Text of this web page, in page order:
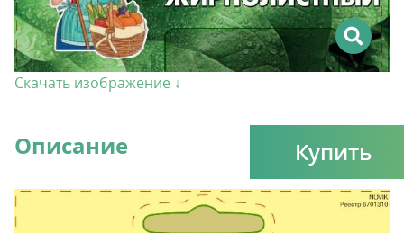
Скачать изображение ↓
Купить
Описание